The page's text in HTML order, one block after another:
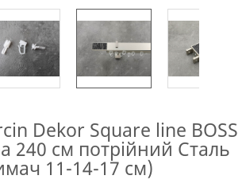
Dekor Square line BOSS
240 см потрійний Сталь
11-14-17 см)